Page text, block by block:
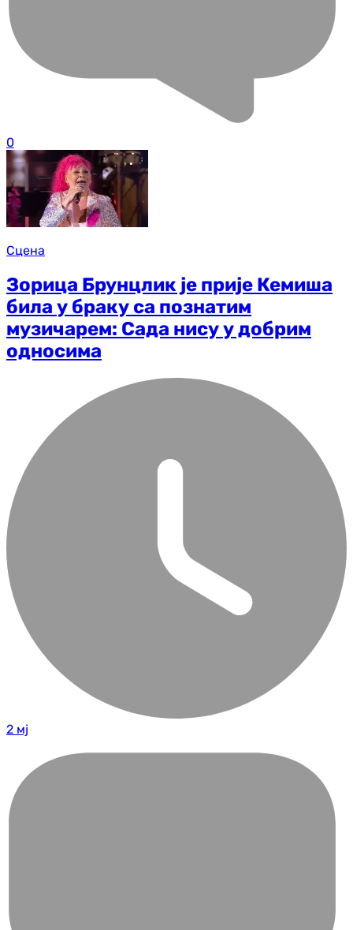
0
Сцена
Зорица Брунцлик је прије Кемиша
била у браку са познатим
музичарем: Сада нису у добрим
односима
2 мј